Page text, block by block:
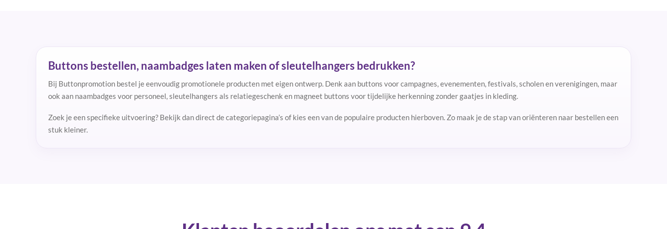
Buttons bestellen, naambadges laten maken of sleutelhangers bedrukken?
Bij Buttonpromotion bestel je eenvoudig promotionele producten met eigen ontwerp. Denk aan buttons voor campagnes, evenementen, festivals, scholen en verenigingen, maar
ook aan naambadges voor personeel, sleutelhangers als relatiegeschenk en magneet buttons voor tijdelijke herkenning zonder gaatjes in kleding.
Zoek je een specifieke uitvoering? Bekijk dan direct de categoriepagina’s of kies een van de populaire producten hierboven. Zo maak je de stap van oriënteren naar bestellen een
stuk kleiner.